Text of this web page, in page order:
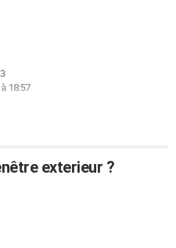
18:57
exterieur ?